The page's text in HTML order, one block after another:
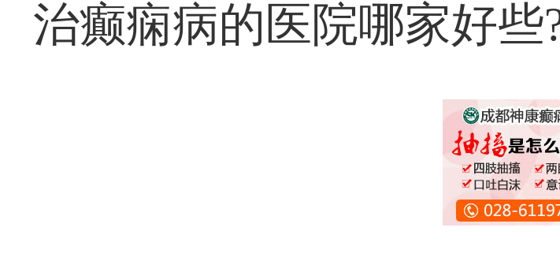
治癫痫病的医院哪家好些